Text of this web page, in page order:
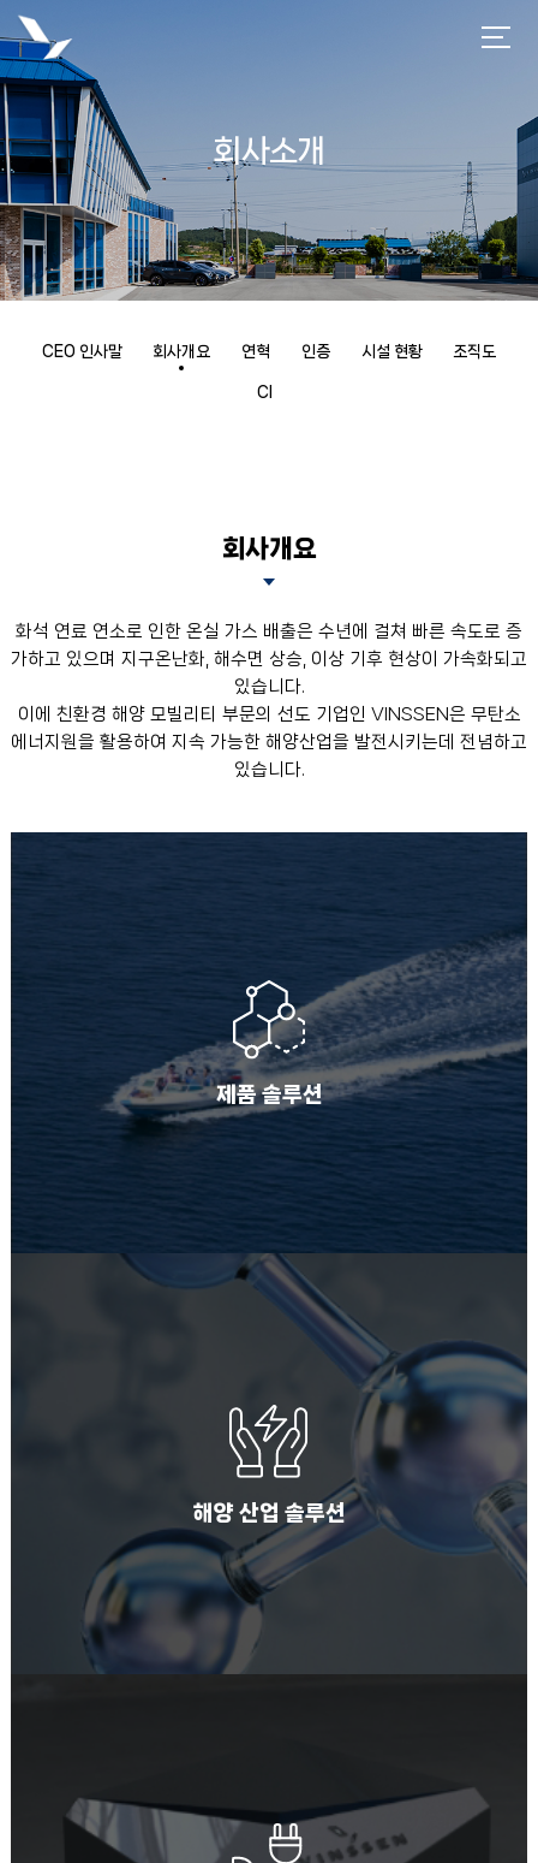
회사소개
CEO 인사말 회사개요 연혁 인증 시설 현황 조직도
CI
회사개요
화석 연료 연소로 인한 온실 가스 배출은 수년에 걸쳐 빠른 속도로 증
가하고 있으며 지구온난화, 해수면 상승, 이상 기후 현상이 가속화되고
있습니다.
이에 친환경 해양 모빌리티 부문의 선도 기업인 VINSSEN은 무탄소
에너지원을 활용하여 지속 가능한 해양산업을 발전시키는데 전념하고
있습니다.
제품 솔루션
해양 산업 솔루션